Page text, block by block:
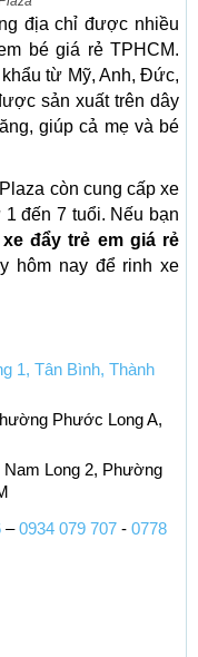
địa chỉ được nhiều
bé giá rẻ TPHCM.
từ Mỹ, Anh, Đức,
sản xuất trên dây
giúp cả mẹ và bé
còn cung cấp xe
đến 7 tuổi. Nếu bạn
xe đẩy trẻ em giá rẻ
hôm nay để rinh xe
1, Tân Bình, Thành
Phước Long A,
Long 2, Phường
–0934 079 707 - 0778